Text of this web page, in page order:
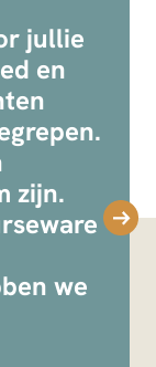
jullie
en
zijn.
we